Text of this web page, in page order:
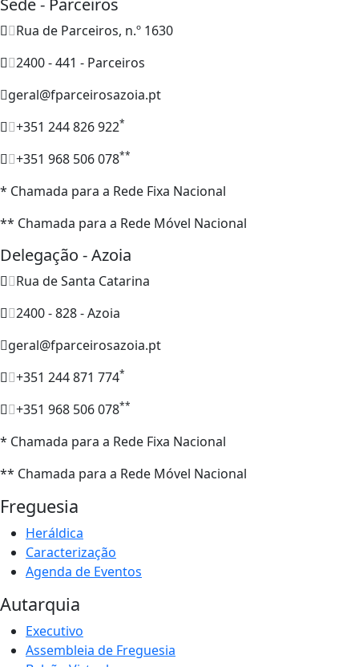
Sede - Parceiros
Rua de Parceiros, n.º 1630
2400 - 441 - Parceiros
geral@fparceirosazoia.pt
+351 244 826 922*
+351 968 506 078**
* Chamada para a Rede Fixa Nacional
** Chamada para a Rede Móvel Nacional
Delegação - Azoia
Rua de Santa Catarina
2400 - 828 - Azoia
geral@fparceirosazoia.pt
+351 244 871 774*
+351 968 506 078**
* Chamada para a Rede Fixa Nacional
** Chamada para a Rede Móvel Nacional
Freguesia
Heráldica
Caracterização
Agenda de Eventos
Autarquia
Executivo
Assembleia de Freguesia